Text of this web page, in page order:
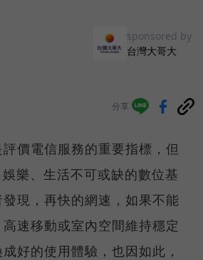
sponsored by
台灣大哥大
分享
價電信服務的重要指標，但
樂、生活不可或缺的數位基
現，再快的網速，如果不能
速移動或室內空間維持穩定
好的使用體驗，也因如此，